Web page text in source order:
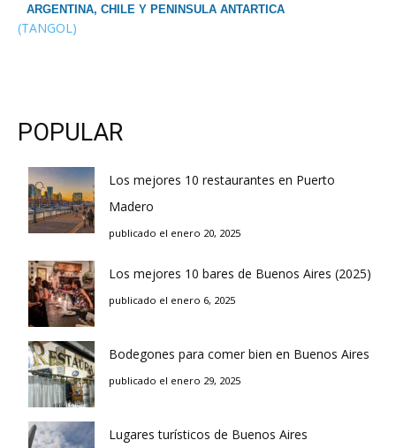
ARGENTINA, CHILE Y PENINSULA ANTARTICA
(TANGOL)
POPULAR
Los mejores 10 restaurantes en Puerto
Madero
publicado el enero 20, 2025
Los mejores 10 bares de Buenos Aires (2025)
publicado el enero 6, 2025
Bodegones para comer bien en Buenos Aires
publicado el enero 29, 2025
Lugares turísticos de Buenos Aires